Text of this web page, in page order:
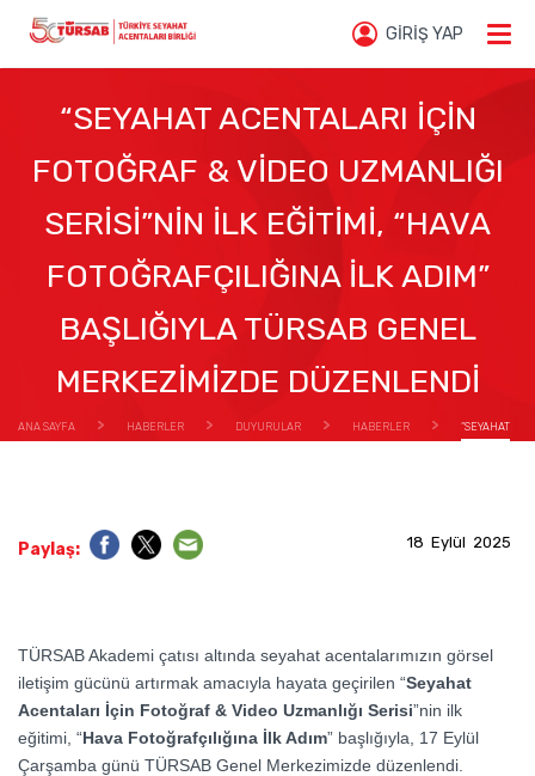
GİRİŞ YAP
“SEYAHAT ACENTALARI İÇİN
FOTOĞRAF & VİDEO UZMANLIĞI
SERİSİ”NİN İLK EĞİTİMİ, “HAVA
FOTOĞRAFÇILIĞINA İLK ADIM”
BAŞLIĞIYLA TÜRSAB GENEL
MERKEZİMİZDE DÜZENLENDİ
ANA SAYFA HABERLER DUYURULAR HABERLER “SEYAHAT
18 Eylül 2025
Paylaş:
TÜRSAB Akademi çatısı altında seyahat acentalarımızın görsel
iletişim gücünü artırmak amacıyla hayata geçirilen “Seyahat
Acentaları İçin Fotoğraf & Video Uzmanlığı Serisi”nin ilk
eğitimi, “Hava Fotoğrafçılığına İlk Adım” başlığıyla, 17 Eylül
Çarşamba günü TÜRSAB Genel Merkezimizde düzenlendi.